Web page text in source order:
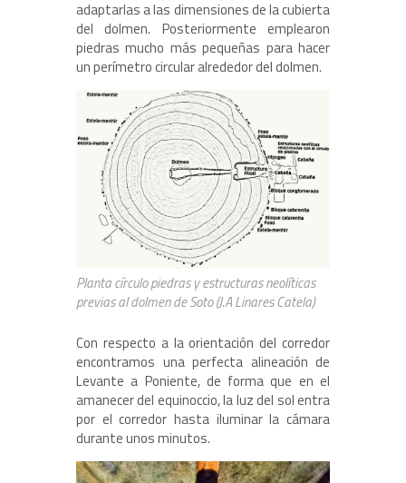
adaptarlas a las dimensiones de la cubierta
del dolmen. Posteriormente emplearon
piedras mucho más pequeñas para hacer
un perímetro circular alrededor del dolmen.
Planta círculo piedras y estructuras neolíticas
previas al dolmen de Soto (J.A Linares Catela)
Con respecto a la orientación del corredor
encontramos una perfecta alineación de
Levante a Poniente, de forma que en el
amanecer del equinoccio, la luz del sol entra
por el corredor hasta iluminar la cámara
durante unos minutos.